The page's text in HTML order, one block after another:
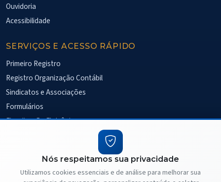
Ouvidoria
Acessibilidade
SERVIÇOS E ACESSO RÁPIDO
Primeiro Registro
Registro Organização Contábil
Sindicatos e Associações
Formulários
Fiscalização Eletrônica
Ver todos os serviços
Nós respeitamos sua privacidade
Utilizamos cookies essenciais e de análise para melhorar sua